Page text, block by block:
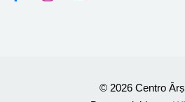
© 2026 Centro